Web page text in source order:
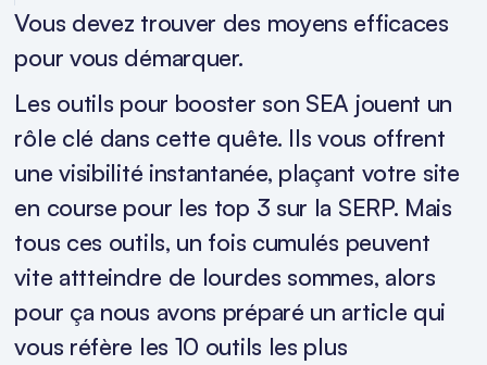
Vous devez trouver des moyens efficaces
pour vous démarquer.
Les outils pour booster son SEA jouent un
rôle clé dans cette quête. Ils vous offrent
une visibilité instantanée, plaçant votre site
en course pour les top 3 sur la SERP. Mais
tous ces outils, un fois cumulés peuvent
vite attteindre de lourdes sommes, alors
pour ça nous avons préparé un article qui
vous réfère les 10 outils les plus